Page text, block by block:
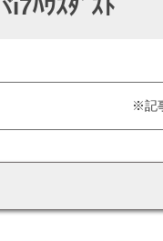
i7ﾊｳｽﾀﾞｽﾄ
※記